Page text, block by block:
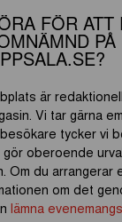
FÖR ATT
PÅ
är
Vi tar gärna
tycker vi
oberoende
Om du arrangerar
om det
lämna